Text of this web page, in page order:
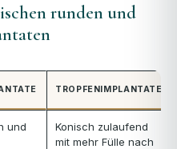
runden und
TROPFENIMPLANTATE
und
Konisch zulaufend
mit mehr Fülle nach